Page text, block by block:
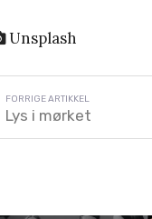
Unsplash
Lys i mørket